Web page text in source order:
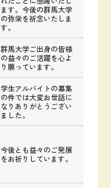
ます。今後の群馬大学
の弥栄を祈念いたしま
す。
群馬大学ご出身の皆様
の益々のご活躍を心よ
り願っています。
学生アルバイトの募集
の件では大変お世話に
なりありがとうござい
ました。
今後とも益々のご発展
をお祈りしています。